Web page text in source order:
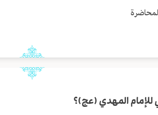
المهدي (عج)؟